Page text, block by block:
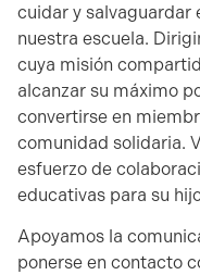
cuidar y salvaguardar
nuestra escuela.
cuya misión
alcanzar su máximo
convertirse en
comunidad solidaria.
esfuerzo de
educativas para su
Apoyamos la
ponerse en contacto